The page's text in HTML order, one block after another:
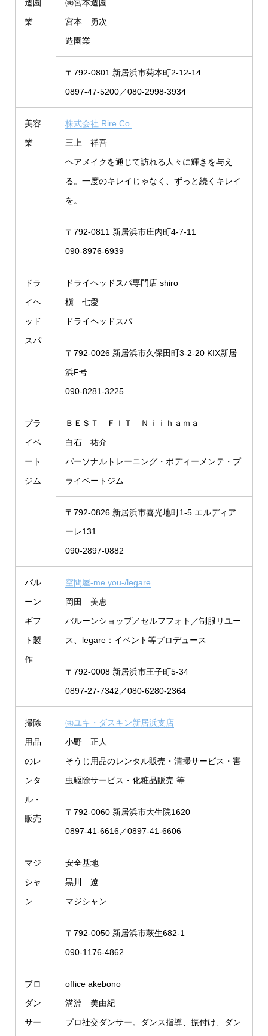
造園
業
㈱宮本造園
宮本 勇次
造園業
〒792-0801 新居浜市菊本町2-12-14
0897-47-5200／080-2998-3934
美容
業
株式会社 Rire Co.
三上 祥吾
ヘアメイクを通じて訪れる人々に輝きを与え
る。一度のキレイじゃなく、ずっと続くキレイ
を。
〒792-0811 新居浜市庄内町4-7-11
090-8976-6939
ドラ
イヘ
ッド
スパ
ドライヘッドスパ専門店 shiro
槇 七愛
ドライヘッドスパ
〒792-0026 新居浜市久保田町3-2-20 KIX新居
浜F号
090-8281-3225
プラ
イベ
ート
ジム
ＢＥＳＴ ＦＩＴ Ｎｉｉｈａｍａ
白石 祐介
パーソナルトレーニング・ボディーメンテ・プ
ライベートジム
〒792-0826 新居浜市喜光地町1-5 エルディア
ーレ131
090-2897-0882
バル
ーン
ギフ
ト製
作
空間屋-me you-/legare
岡田 美恵
バルーンショップ／セルフフォト／制服リユー
ス、legare：イベント等プロデュース
〒792-0008 新居浜市王子町5-34
0897-27-7342／080-6280-2364
掃除
用品
のレ
ンタ
ル・
販売
㈱ユキ・ダスキン新居浜支店
小野 正人
そうじ用品のレンタル販売・清掃サービス・害
虫駆除サービス・化粧品販売 等
〒792-0060 新居浜市大生院1620
0897-41-6616／0897-41-6606
マジ
シャ
ン
安全基地
黒川 遼
マジシャン
〒792-0050 新居浜市萩生682-1
090-1176-4862
プロ
ダン
サー
office akebono
溝淵 美由紀
プロ社交ダンサー。ダンス指導、振付け、ダン